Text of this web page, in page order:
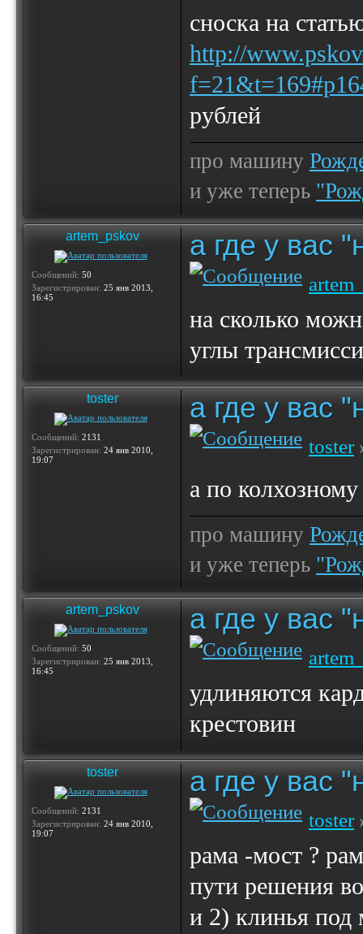
сноска на
http://
рублей
про машину
и уже теперь
artem_pskov
Сообщений: 50
Зарегистрирован: 25 янв 2013,
16:45
а где у вас
на сколько
углы
toster
Сообщений: 2131
Зарегистрирован: 24 янв 2010,
19:07
а где у вас
toster
а по
про машину
и уже теперь
artem_pskov
Сообщений: 50
Зарегистрирован: 25 янв 2013,
16:45
а где у вас
удлиняются
крестовин
toster
Сообщений: 2131
Зарегистрирован: 24 янв 2010,
19:07
а где у вас
toster
рама -мост ?
пути решения
и 2) клинья под